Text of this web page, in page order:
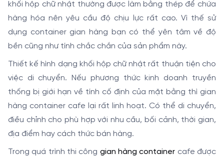
khối hộp chữ nhật thường được làm bằng thép để chứa
hàng hóa nên yêu cầu độ chịu lực rất cao. Vì thế sử
dụng container gian hàng bạn có thể yên tâm về độ
bền cũng như tính chắc chắn của sản phẩm này.
Thiết kế hình dạng khối hộp chữ nhật rất thuận tiện cho
việc di chuyển. Nếu phương thức kinh doanh truyền
thống bị giới hạn về tính cố định của mặt bằng thì gian
hàng container cafe lại rất linh hoạt. Có thể di chuyển,
điều chỉnh cho phù hợp với nhu cầu, bối cảnh, thời gian,
địa điểm hay cách thức bán hàng.
Trong quá trình thi công gian hàng container cafe được